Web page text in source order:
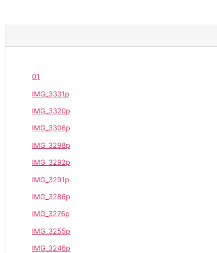
01
IMG_3331p
IMG_3320p
IMG_3306p
IMG_3298p
IMG_3292p
IMG_3291p
IMG_3286p
IMG_3276p
IMG_3255p
IMG_3246p